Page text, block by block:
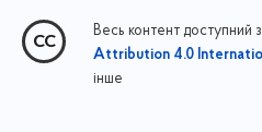
Весь контент доступний
Attribution 4.0
інше